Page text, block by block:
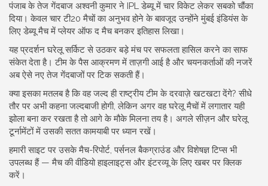
पंजाब के तेज गेंदबाज अश्वनी कुमार ने IPL डेब्यू में चार विकेट लेकर सबको चौंका
दिया। केवल चार टी20 मैचों का अनुभव होने के बावजूद उन्होंने मुंबई इंडियंस के
लिए डेब्यू मैच में प्लेयर ऑफ द मैच बनकर इतिहास लिखा।
यह प्रदर्शन घरेलू सर्किट से उठकर बड़े मंच पर सफलता हासिल करने का साफ
संकेत देता है। टीम के पैस आक्रमण में ताज़गी आई है और चयनकर्ताओं की नजरें
अब ऐसे नए तेज गेंदबाजों पर टिक सकती हैं।
क्या इसका मतलब है कि वह जल्द ही राष्ट्रीय टीम के दरवाज़े खटखटा देंगे? सीधे
तौर पर अभी कहना जल्दबाजी होगी, लेकिन अगर वह घरेलू मैचों में लगातार यही
झोला बना कर रखता है तो आगे के मौके मिलना तय है। अगले सीज़न और घरेलू
टूर्नामेंटों में उसकी सतत कामयाबी पर ध्यान रखें।
हमारी साइट पर उसके मैच-रिपोर्ट, पर्सनल बैकग्राउंड और विशेषज्ञ टिप्स भी
उपलब्ध हैं — मैच की वीडियो हाइलाइट्स और इंटरव्यू के लिए खबर पर क्लिक
करें।